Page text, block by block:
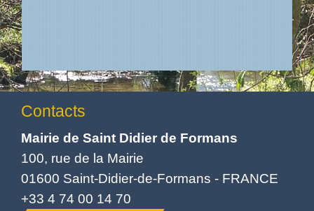
Contacts
Mairie de Saint Didier de Formans
100, rue de la Mairie
01600 Saint-Didier-de-Formans - FRANCE
+33 4 74 00 14 70